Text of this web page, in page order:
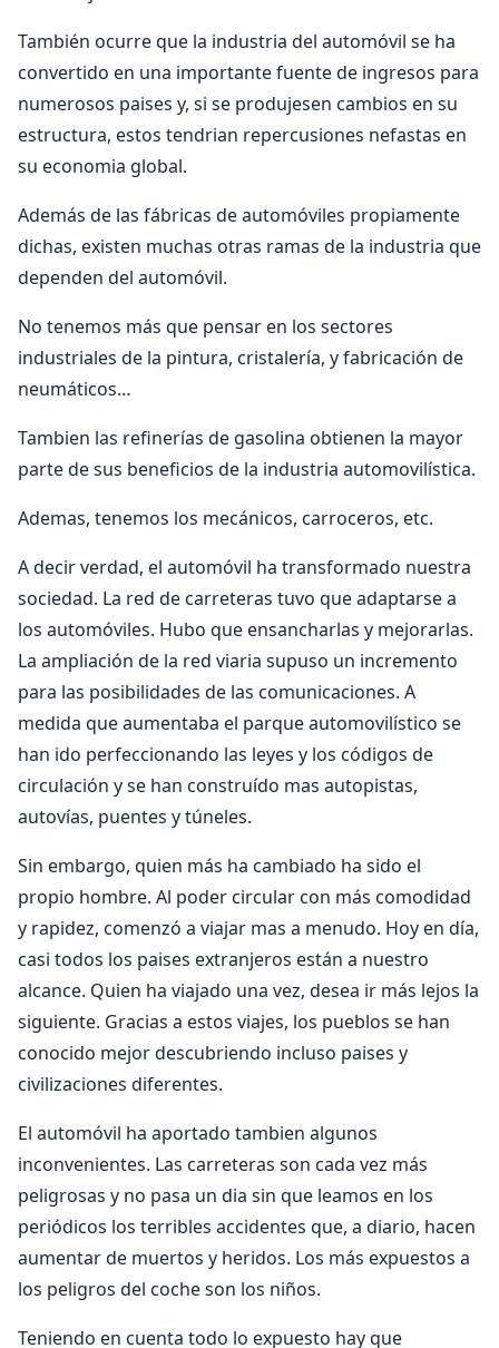
También ocurre que la industria del automóvil se ha
convertido en una importante fuente de ingresos para
numerosos paises y, si se produjesen cambios en su
estructura, estos tendrian repercusiones nefastas en
su economia global.
Además de las fábricas de automóviles propiamente
dichas, existen muchas otras ramas de la industria que
dependen del automóvil.
No tenemos más que pensar en los sectores
industriales de la pintura, cristalería, y fabricación de
neumáticos…
Tambien las refinerías de gasolina obtienen la mayor
parte de sus beneficios de la industria automovilística.
Ademas, tenemos los mecánicos, carroceros, etc.
A decir verdad, el automóvil ha transformado nuestra
sociedad. La red de carreteras tuvo que adaptarse a
los automóviles. Hubo que ensancharlas y mejorarlas.
La ampliación de la red viaria supuso un incremento
para las posibilidades de las comunicaciones. A
medida que aumentaba el parque automovilístico se
han ido perfeccionando las leyes y los códigos de
circulación y se han construído mas autopistas,
autovías, puentes y túneles.
Sin embargo, quien más ha cambiado ha sido el
propio hombre. Al poder circular con más comodidad
y rapidez, comenzó a viajar mas a menudo. Hoy en día,
casi todos los paises extranjeros están a nuestro
alcance. Quien ha viajado una vez, desea ir más lejos la
siguiente. Gracias a estos viajes, los pueblos se han
conocido mejor descubriendo incluso paises y
civilizaciones diferentes.
El automóvil ha aportado tambien algunos
inconvenientes. Las carreteras son cada vez más
peligrosas y no pasa un dia sin que leamos en los
periódicos los terribles accidentes que, a diario, hacen
aumentar de muertos y heridos. Los más expuestos a
los peligros del coche son los niños.
Teniendo en cuenta todo lo expuesto hay que